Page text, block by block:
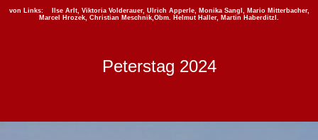
von Links: Ilse Arlt, Viktoria Volderauer, Ulrich Apperle, Monika Sangl, Mario Mitterbacher,
Marcel Hrozek, Christian Meschnik,Obm. Helmut Haller, Martin Haberditzl.
Peterstag 2024